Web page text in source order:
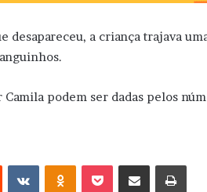
a criança trajava
podem ser dadas pelos
VK OK